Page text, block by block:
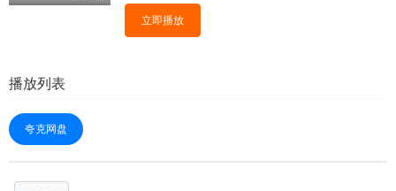
立即播放
播放列表
夸克网盘